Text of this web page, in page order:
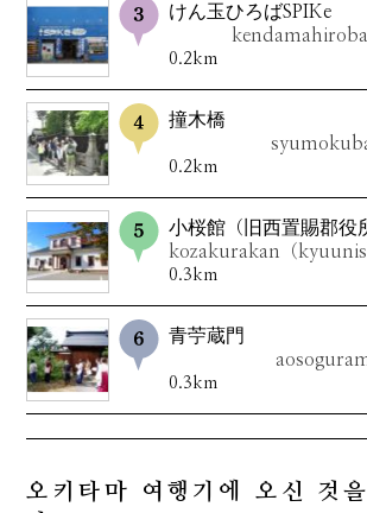
けん玉ひろばSPIKe
0.2km
撞木橋
0.2km
小桜館（旧西置賜郡役
0.3km
青苧蔵門
0.3km
오키타마 여행기에 오신 것